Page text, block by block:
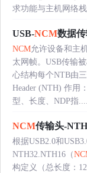
求功能与主机网络
USB-NCM数据
NCM允许设备和主
太网帧。USB传输
心结构每个NTB由
Header (NTH) 作用
型、长度、NDP指
NCM传输头-
根据USB2.0和
NTH32.NTH16（
构定义（总长度：